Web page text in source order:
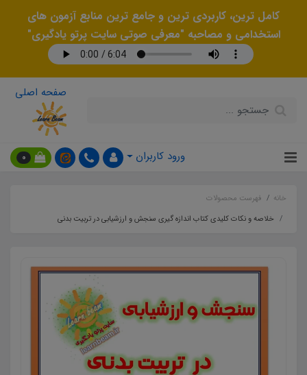
کامل ترین، کاربردی ترین و جامع ترین منابع آزمون های
استخدامی و مصاحبه "معرفی صوتی سایت پرتو یادگیری"
صفحه اصلی
ورود کاربران 0
خانه
فهرست محصولات
خلاصه و نکات کلیدی کتاب اندازه گيري سنجش و ارزشيابي در تربيت بدني